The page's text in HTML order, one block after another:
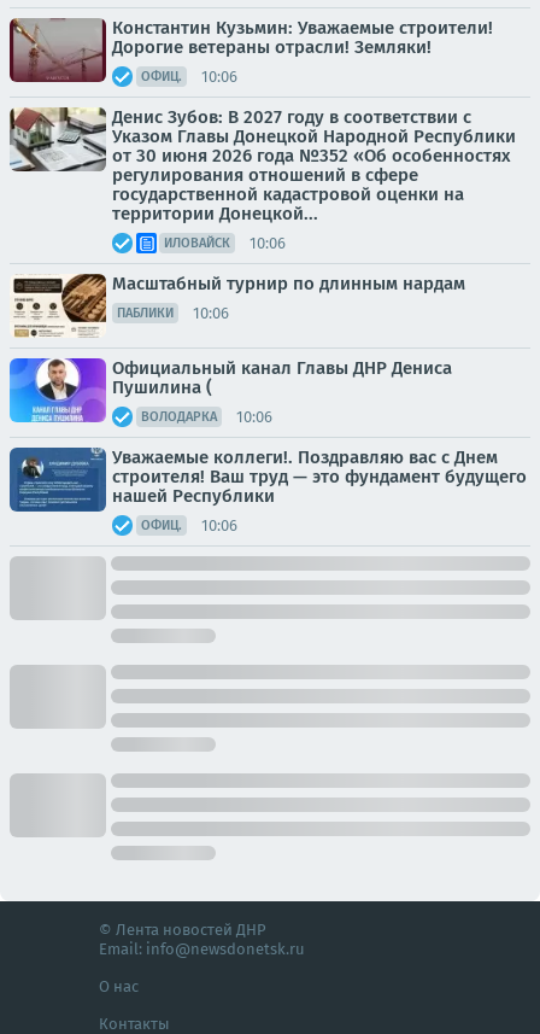
Константин Кузьмин: Уважаемые строители!
Дорогие ветераны отрасли! Земляки!
ОФИЦ. 10:06
Денис Зубов: В 2027 году в соответствии с
Указом Главы Донецкой Народной Республики
от 30 июня 2026 года №352 «Об особенностях
регулирования отношений в сфере
государственной кадастровой оценки на
территории Донецкой...
ИЛОВАЙСК 10:06
Масштабный турнир по длинным нардам
ПАБЛИКИ 10:06
Официальный канал Главы ДНР Дениса
Пушилина (
ВОЛОДАРКА 10:06
Уважаемые коллеги!. Поздравляю вас с Днем
строителя! Ваш труд — это фундамент будущего
нашей Республики
ОФИЦ. 10:06
© Лента новостей ДНР
Email: info@newsdonetsk.ru
О нас
Контакты